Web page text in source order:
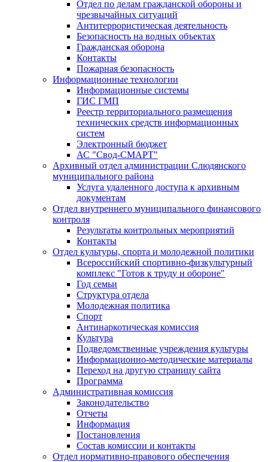
Отдел по делам гражданской обороны и
чрезвычайных ситуаций
Антитеррористическая деятельность
Безопасность на водных объектах
Гражданская оборона
Контакты
Пожарная безопасность
Информационные технологии
Информационные системы
ГИС ГМП
Реестр территориального размещения
технических средств информационных
систем
Электронный бюджет
АС "Свод-СМАРТ"
Архивный отдел администрации Слюдянского
муниципального района
Услуга удаленного доступа к архивным
документам
Отдел внутреннего муниципального финансового
контроля
Результаты контрольных мероприятий
Контакты
Отдел культуры, спорта и молодежной политики
Всероссийский спортивно-физкультурный
комплекс "Готов к труду и обороне"
Год семьи
Структура отдела
Молодежная политика
Спорт
Антинаркотическая комиссия
Культура
Подведомственные учреждения культуры
Информационно-методические материалы
Переход на другую страницу сайта
Программа
Административная комиссия
Законодательство
Отчеты
Информация
Постановления
Состав комиссии и контакты
Отдел нормативно-правового обеспечения